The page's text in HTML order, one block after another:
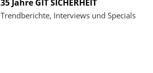
35 Jahre GIT SICHERHEIT
Trendberichte, Interviews und Specials
Schließtechnik im Wandel: Die
Merkur Spiel-Arena setzt auf eCliq